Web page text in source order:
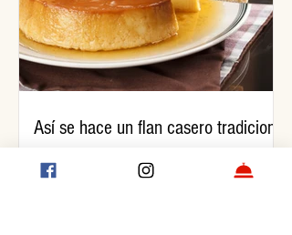
Así se hace un flan casero tradicional